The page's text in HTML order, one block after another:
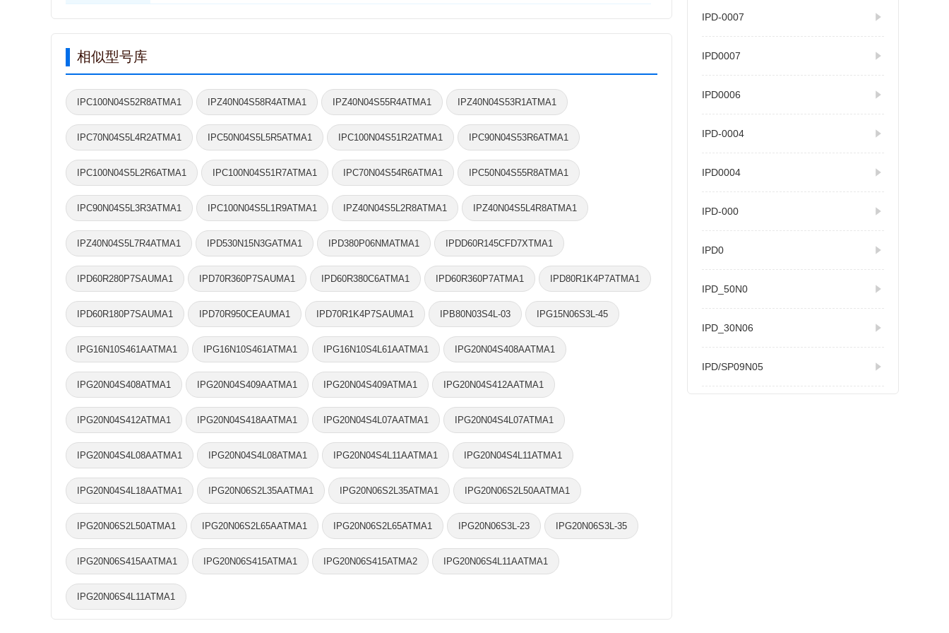
相似型号库
IPC100N04S52R8ATMA1 IPZ40N04S58R4ATMA1 IPZ40N04S55R4ATMA1 IPZ40N04S53R1ATMA1
IPC70N04S5L4R2ATMA1 IPC50N04S5L5R5ATMA1 IPC100N04S51R2ATMA1 IPC90N04S53R6ATMA1
IPC100N04S5L2R6ATMA1 IPC100N04S51R7ATMA1 IPC70N04S54R6ATMA1 IPC50N04S55R8ATMA1
IPC90N04S5L3R3ATMA1 IPC100N04S5L1R9ATMA1 IPZ40N04S5L2R8ATMA1 IPZ40N04S5L4R8ATMA1
IPZ40N04S5L7R4ATMA1 IPD530N15N3GATMA1 IPD380P06NMATMA1 IPDD60R145CFD7XTMA1
IPD60R280P7SAUMA1 IPD70R360P7SAUMA1 IPD60R380C6ATMA1 IPD60R360P7ATMA1 IPD80R1K4P7ATMA1
IPD60R180P7SAUMA1 IPD70R950CEAUMA1 IPD70R1K4P7SAUMA1 IPB80N03S4L-03 IPG15N06S3L-45
IPG16N10S461AATMA1 IPG16N10S461ATMA1 IPG16N10S4L61AATMA1 IPG20N04S408AATMA1
IPG20N04S408ATMA1 IPG20N04S409AATMA1 IPG20N04S409ATMA1 IPG20N04S412AATMA1
IPG20N04S412ATMA1 IPG20N04S418AATMA1 IPG20N04S4L07AATMA1 IPG20N04S4L07ATMA1
IPG20N04S4L08AATMA1 IPG20N04S4L08ATMA1 IPG20N04S4L11AATMA1 IPG20N04S4L11ATMA1
IPG20N04S4L18AATMA1 IPG20N06S2L35AATMA1 IPG20N06S2L35ATMA1 IPG20N06S2L50AATMA1
IPG20N06S2L50ATMA1 IPG20N06S2L65AATMA1 IPG20N06S2L65ATMA1 IPG20N06S3L-23 IPG20N06S3L-35
IPG20N06S415AATMA1 IPG20N06S415ATMA1 IPG20N06S415ATMA2 IPG20N06S4L11AATMA1
IPG20N06S4L11ATMA1
IPD-0007
IPD0007
IPD0006
IPD-0004
IPD0004
IPD-000
IPD0
IPD_50N0
IPD_30N06
IPD/SP09N05